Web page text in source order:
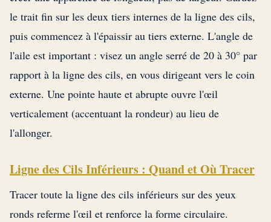
le trait fin sur les deux tiers internes de la ligne des cils,
puis commencez à l'épaissir au tiers externe. L'angle de
l'aile est important : visez un angle serré de 20 à 30° par
rapport à la ligne des cils, en vous dirigeant vers le coin
externe. Une pointe haute et abrupte ouvre l'œil
verticalement (accentuant la rondeur) au lieu de
l'allonger.
Ligne des Cils Inférieurs : Quand et Où Tracer
Tracer toute la ligne des cils inférieurs sur des yeux
ronds referme l'œil et renforce la forme circulaire.